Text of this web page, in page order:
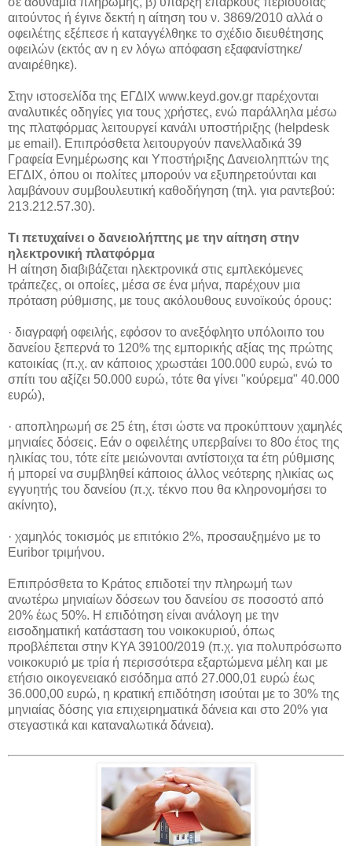
αιτούντος ή έγινε δεκτή η αίτηση του ν. 3869/2010 αλλά ο
οφειλέτης εξέπεσε ή καταγγέλθηκε το σχέδιο διευθέτησης
οφειλών (εκτός αν η εν λόγω απόφαση εξαφανίστηκε/
αναιρέθηκε).
Στην ιστοσελίδα της ΕΓΔΙΧ www.keyd.gov.gr παρέχονται
αναλυτικές οδηγίες για τους χρήστες, ενώ παράλληλα μέσω
της πλατφόρμας λειτουργεί κανάλι υποστήριξης (helpdesk
με email). Επιπρόσθετα λειτουργούν πανελλαδικά 39
Γραφεία Ενημέρωσης και Υποστήριξης Δανειοληπτών της
ΕΓΔΙΧ, όπου οι πολίτες μπορούν να εξυπηρετούνται και
λαμβάνουν συμβουλευτική καθοδήγηση (τηλ. για ραντεβού:
213.212.57.30).
Τι πετυχαίνει ο δανειολήπτης με την αίτηση στην
ηλεκτρονική πλατφόρμα
Η αίτηση διαβιβάζεται ηλεκτρονικά στις εμπλεκόμενες
τράπεζες, οι οποίες, μέσα σε ένα μήνα, παρέχουν μια
πρόταση ρύθμισης, με τους ακόλουθους ευνοϊκούς όρους:
· διαγραφή οφειλής, εφόσον το ανεξόφλητο υπόλοιπο του
δανείου ξεπερνά το 120% της εμπορικής αξίας της πρώτης
κατοικίας (π.χ. αν κάποιος χρωστάει 100.000 ευρώ, ενώ το
σπίτι του αξίζει 50.000 ευρώ, τότε θα γίνει "κούρεμα" 40.000
ευρώ),
· αποπληρωμή σε 25 έτη, έτσι ώστε να προκύπτουν χαμηλές
μηνιαίες δόσεις. Εάν ο οφειλέτης υπερβαίνει το 80ο έτος της
ηλικίας του, τότε είτε μειώνονται αντίστοιχα τα έτη ρύθμισης
ή μπορεί να συμβληθεί κάποιος άλλος νεότερης ηλικίας ως
εγγυητής του δανείου (π.χ. τέκνο που θα κληρονομήσει το
ακίνητο),
· χαμηλός τοκισμός με επιτόκιο 2%, προσαυξημένο με το
Euribor τριμήνου.
Επιπρόσθετα το Κράτος επιδοτεί την πληρωμή των
ανωτέρω μηνιαίων δόσεων του δανείου σε ποσοστό από
20% έως 50%. Η επιδότηση είναι ανάλογη με την
εισοδηματική κατάσταση του νοικοκυριού, όπως
προβλέπεται στην ΚΥΑ 39100/2019 (π.χ. για πολυπρόσωπο
νοικοκυριό με τρία ή περισσότερα εξαρτώμενα μέλη και με
ετήσιο οικογενειακό εισόδημα από 27.000,01 ευρώ έως
36.000,00 ευρώ, η κρατική επιδότηση ισούται με το 30% της
μηνιαίας δόσης για επιχειρηματικά δάνεια και στο 20% για
στεγαστικά και καταναλωτικά δάνεια).